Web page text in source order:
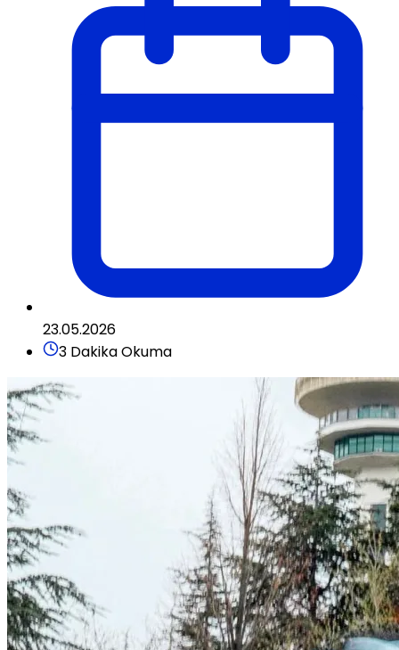
23.05.2026
3 Dakika Okuma